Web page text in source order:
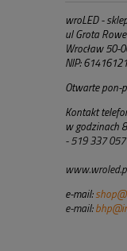
wroLED -
ul Grota
Wrocław 50-
NIP:
Otwarte pon-
Kontakt
w godzinach
- 519 337 057
e-mail:
e-mail: